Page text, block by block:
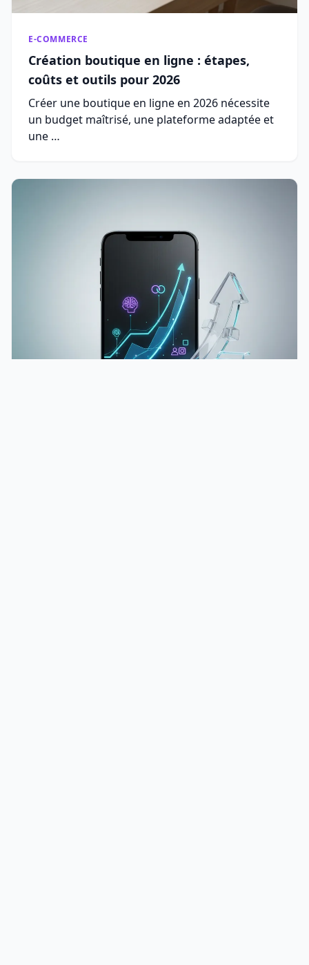
E-COMMERCE
Création boutique en ligne : étapes,
coûts et outils pour 2026
Créer une boutique en ligne en 2026 nécessite
un budget maîtrisé, une plateforme adaptée et
une …